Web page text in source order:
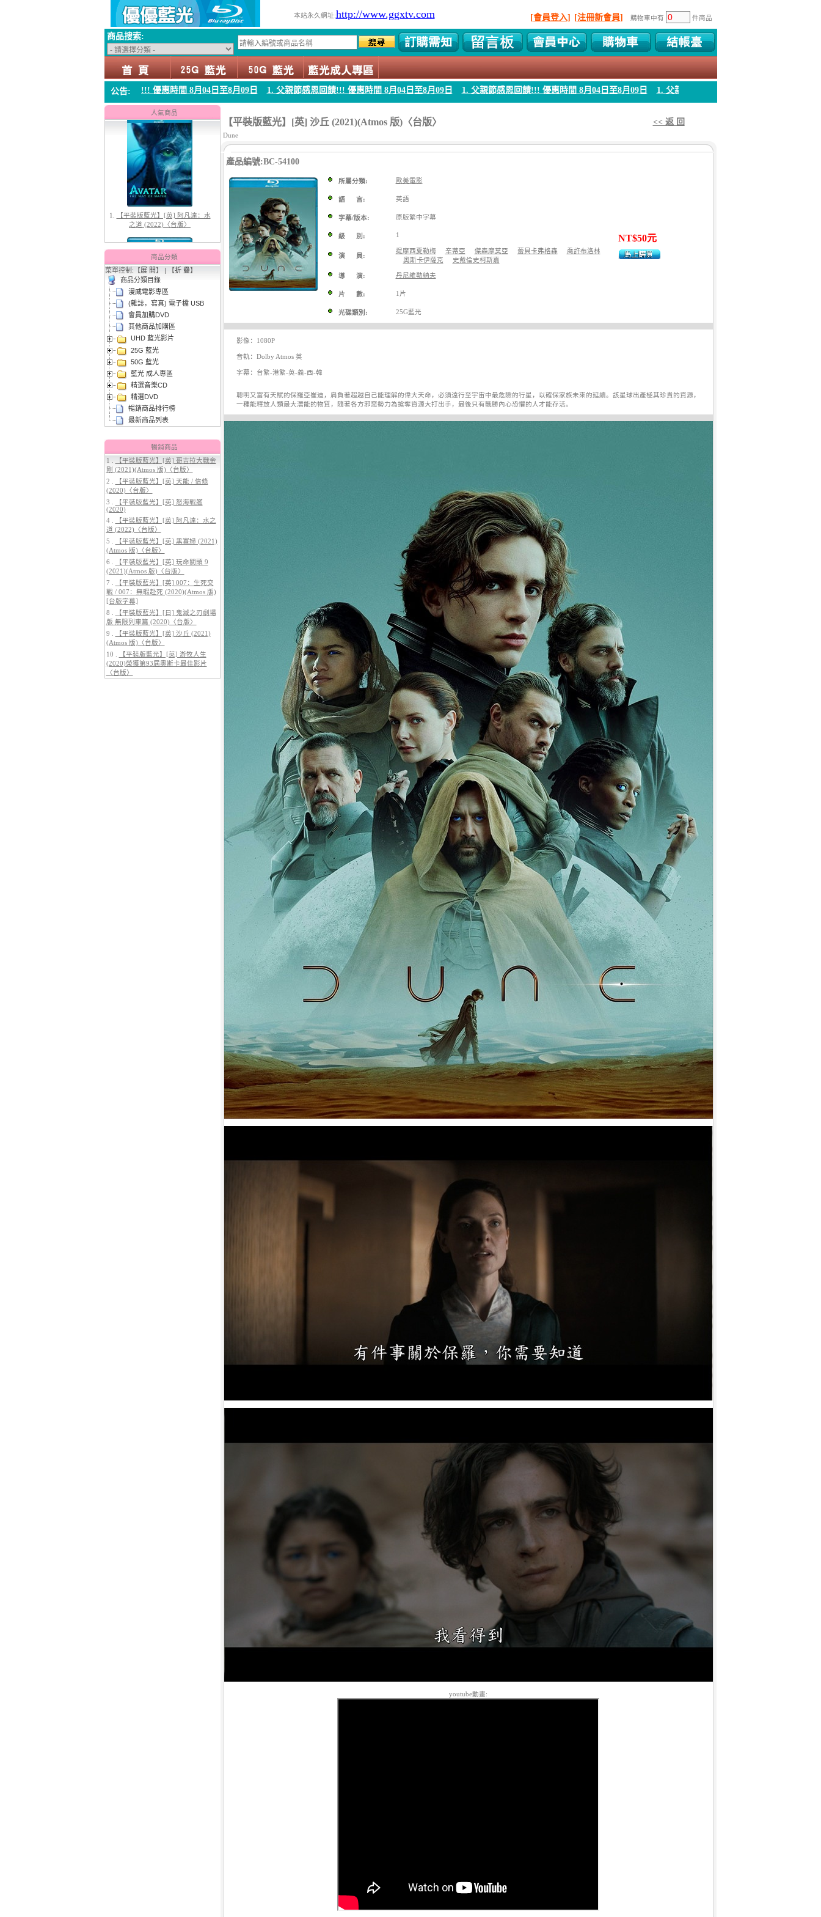
本站永久網址:http://www.ggxtv.com [會員登入] [注冊新會員] 購物車中有 件商品
商品搜索:
公告:
父親節感恩回饋!!! 優惠時間 8月04日至8月09日 1. 父親節感恩回饋!!! 優惠時間 8月04日至8月09日 1. 父親節感恩回饋!!! 優惠時間 8月04日至8月09日 1. 父親節感恩回饋!!! 優惠時間 8月04日至8月09日
人氣商品
1.【平裝版藍光】[英] 阿凡達：水
之道 (2022)〈台版〉
2. 【平裝版藍光】[英] 阿凡達3：火
與燼 (2025)(Atmos 版)〈台版〉
3. 【平裝版藍光】[英] 曼達洛人與
古古 (2026)
4.【平裝版藍光】[英] 穿著PRADA
的惡魔 2 (2026)
5.【平裝版藍光】[英] 巔峰獵殺
(2026)
商品分類
菜單控制:【展 開】 | 【折 疊】
商品分類目錄
漫威電影專區
(雜誌，寫真) 電子檔 USB
會員加購DVD
其他商品加購區
UHD 藍光影片
25G 藍光
50G 藍光
藍光 成人專區
精選音樂CD
精選DVD
暢銷商品排行榜
最新商品列表
暢銷商品
1 .
【平裝版藍光】[英] 哥吉拉大戰金
剛 (2021)(Atmos 版)〈台版〉
2 .
【平裝版藍光】[英] 天能 / 信條
(2020)〈台版〉
3 .
【平裝版藍光】[英] 怒海戰艦
(2020)
4 .
【平裝版藍光】[英] 阿凡達：水之
道 (2022)〈台版〉
5 .
【平裝版藍光】[英] 黑寡婦 (2021)
(Atmos 版)〈台版〉
6 .
【平裝版藍光】[英] 玩命關頭 9
(2021)(Atmos 版)〈台版〉
7 .
【平裝版藍光】[英] 007：生死交
戰 / 007：無暇赴死 (2020)(Atmos 版)
[台版字幕]
8 .
【平裝版藍光】[日] 鬼滅之刃劇場
版 無限列車篇 (2020)〈台版〉
9 .
【平裝版藍光】[英] 沙丘 (2021)
(Atmos 版)〈台版〉
10 .
【平裝版藍光】[英] 游牧人生
(2020)榮獲第93屆奧斯卡最佳影片
〈台版〉
【平裝版藍光】[英] 沙丘 (2021)(Atmos 版)〈台版〉 << 返 回
Dune
產品編號:BC-54100
所屬分類: 歐美電影
語 言: 英語
字幕/版本: 原版繁中字幕
級 別: 1
演 員:
提摩西夏勒梅 辛蒂亞 傑森摩莫亞 蕾貝卡弗格森
喬許布洛林
奧斯卡伊薩克
史戴倫史柯斯嘉
導 演: 丹尼維勒納夫
片 數: 1片
光碟類別: 25G藍光
NT$50元
影像：1080P
音軌：Dolby Atmos 英
字幕：台繁-港繁-英-義-西-韓
聰明又富有天賦的保羅亞崔迪，肩負著超越自己能理解的偉大天命，必須遠行至宇宙中最危險的行星，以確保家族未來的延續。該星球出產極其珍貴的資源，
一種能釋放人類最大潛能的物質，隨著各方邪惡勢力為搶奪資源大打出手，最後只有戰勝內心恐懼的人才能存活。
youtube動畫: